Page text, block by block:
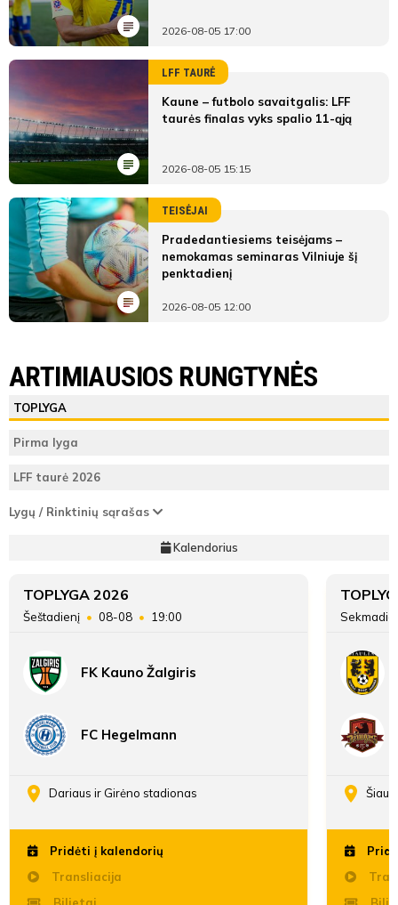
2026-08-05 17:00
LFF TAURĖ
Kaune – futbolo savaitgalis: LFF
taurės finalas vyks spalio 11-ąją
2026-08-05 15:15
TEISĖJAI
Pradedantiesiems teisėjams –
nemokamas seminaras Vilniuje šį
penktadienį
2026-08-05 12:00
ARTIMIAUSIOS RUNGTYNĖS
TOPLYGA
Pirma lyga
LFF taurė 2026
Lygų / Rinktinių sąrašas
Kalendorius
TOPLYGA 2026
Šeštadienį 08-08 19:00
FK Kauno Žalgiris
FC Hegelmann
Dariaus ir Girėno stadionas
Pridėti į kalendorių
Transliacija